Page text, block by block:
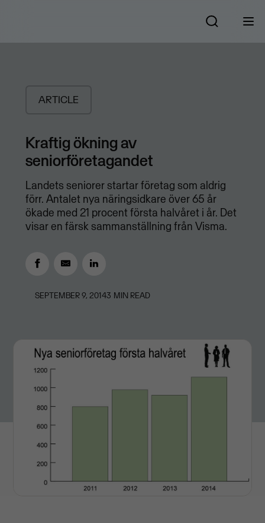
ARTICLE
Kraftig ökning av
seniorföretagandet
Landets seniorer startar företag som aldrig
förr. Antalet nya näringsidkare över 65 år
ökade med 21 procent första halvåret i år. Det
visar en färsk sammanställning från Visma.
SEPTEMBER 9, 20143 MIN READ